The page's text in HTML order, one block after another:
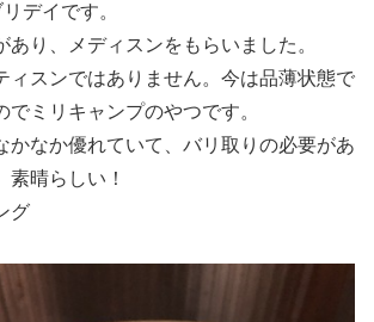
デイです。
あり、メディスンをもらいました。
ィスンではありません。今は品薄状態で
でミリキャンプのやつです。
かなか優れていて、バリ取りの必要があ
素晴らしい！
グ